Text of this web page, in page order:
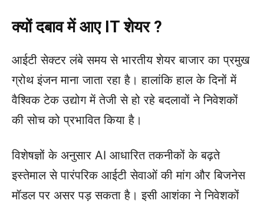
क्यों दबाव में आए IT शेयर ?
आईटी सेक्टर लंबे समय से भारतीय शेयर बाजार का प्रमुख
ग्रोथ इंजन माना जाता रहा है। हालांकि हाल के दिनों में
वैश्विक टेक उद्योग में तेजी से हो रहे बदलावों ने निवेशकों
की सोच को प्रभावित किया है।
विशेषज्ञों के अनुसार AI आधारित तकनीकों के बढ़ते
इस्तेमाल से पारंपरिक आईटी सेवाओं की मांग और बिजनेस
मॉडल पर असर पड़ सकता है। इसी आशंका ने निवेशकों